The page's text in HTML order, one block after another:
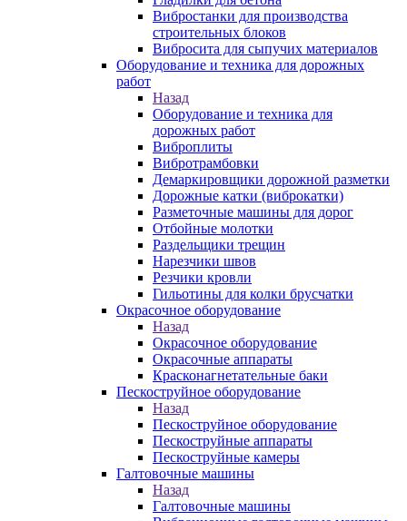
Вибростанки для производства
строительных блоков
Вибросита для сыпучих материалов
Оборудование и техника для дорожных
работ
Назад
Оборудование и техника для
дорожных работ
Виброплиты
Вибротрамбовки
Демаркировщики дорожной разметки
Дорожные катки (виброкатки)
Разметочные машины для дорог
Отбойные молотки
Раздельщики трещин
Нарезчики швов
Резчики кровли
Гильотины для колки брусчатки
Окрасочное оборудование
Назад
Окрасочное оборудование
Окрасочные аппараты
Красконагнетательные баки
Пескоструйное оборудование
Назад
Пескоструйное оборудование
Пескоструйные аппараты
Пескоструйные камеры
Галтовочные машины
Назад
Галтовочные машины